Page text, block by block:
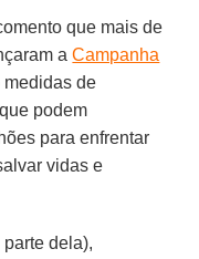
que mais de
aCampanha
medidas de
podem
para enfrentar
vidas e
dela),